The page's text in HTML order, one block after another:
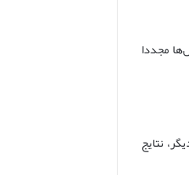
مجددا
نتایج